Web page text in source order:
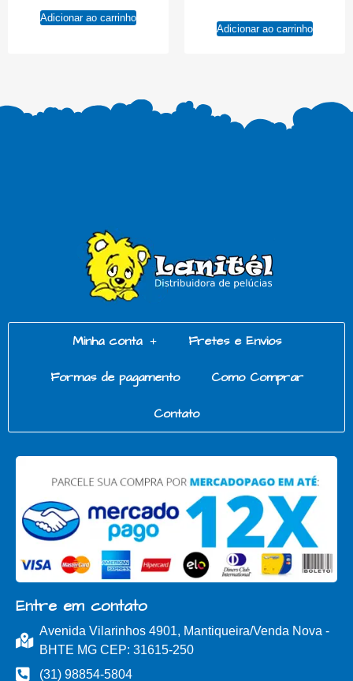
Adicionar ao carrinho
Adicionar ao carrinho
Minha conta Fretes e Envios
Formas de pagamento Como Comprar
Contato
Entre em contato
Avenida Vilarinhos 4901, Mantiqueira/Venda Nova -
BHTE MG CEP: 31615-250
(31) 98854-5804